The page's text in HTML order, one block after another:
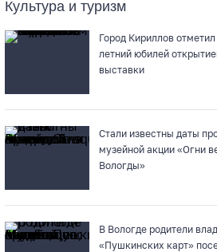
06.08.26 / 13:04
С начала года из Вологодчины
экспортировано 800 тысяч
06.08.26 / 12:49
Пострадавшего в ДТП под Вологдой
мотоциклиста госпитализировали в
больницу
Культура и туризм
Город Кириллов
летний юбилей
выставки
Стали известны даты
музейной акции «Огни
Вологды»
В Вологде родители
«Пушкинских карт»